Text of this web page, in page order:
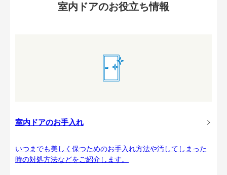
室内ドアのお役立ち情報
室内ドアのお手入れ
いつまでも美しく保つためのお手入れ方法や汚してしまった
時の対処方法などをご紹介します。